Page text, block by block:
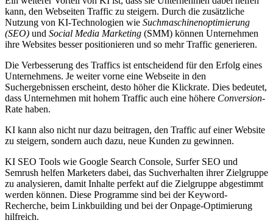
kann, den Webseiten Traffic zu steigern. Durch die zusätzliche
Nutzung von KI-Technologien wie Suchmaschinenoptimierung
(SEO) und Social Media Marketing (SMM) können Unternehmen
ihre Websites besser positionieren und so mehr Traffic generieren.
Die Verbesserung des Traffics ist entscheidend für den Erfolg eines
Unternehmens. Je weiter vorne eine Webseite in den
Suchergebnissen erscheint, desto höher die Klickrate. Dies bedeutet,
dass Unternehmen mit hohem Traffic auch eine höhere Conversion-
Rate haben.
KI kann also nicht nur dazu beitragen, den Traffic auf einer Website
zu steigern, sondern auch dazu, neue Kunden zu gewinnen.
KI SEO Tools wie Google Search Console, Surfer SEO und
Semrush helfen Marketers dabei, das Suchverhalten ihrer Zielgruppe
zu analysieren, damit Inhalte perfekt auf die Zielgruppe abgestimmt
werden können. Diese Programme sind bei der Keyword-
Recherche, beim Linkbuilding und bei der Onpage-Optimierung
hilfreich.